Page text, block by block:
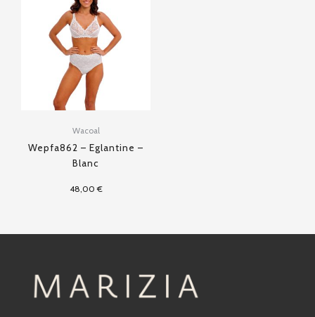
Wacoal
Wepfa862 – Eglantine –
Blanc
48,00€